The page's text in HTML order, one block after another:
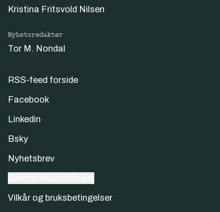
Kristina Fritsvold Nilsen
Nyhetsredaktør
Tor M. Nondal
RSS-feed forside
Facebook
Linkedin
Bsky
Nyhetsbrev
Vilkår og bruksbetingelser